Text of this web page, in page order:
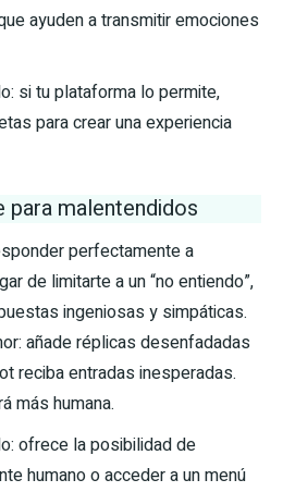
ayuden a transmitir emociones
si tu plataforma lo permite,
para crear una experiencia
para malentendidos
perfectamente a
de limitarte a un “no entiendo”,
ingeniosas y simpáticas.
añade réplicas desenfadadas
reciba entradas inesperadas.
más humana.
ofrece la posibilidad de
humano o acceder a un menú